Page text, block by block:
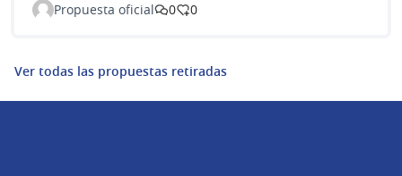
Propuesta oficial 0 0
Ver todas las propuestas retiradas